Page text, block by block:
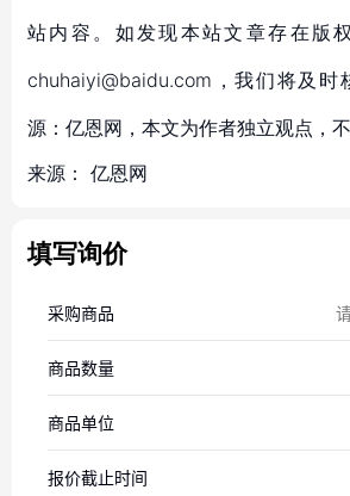
站内容。如发现本站文章存在版
chuhaiyi@baidu.com，我们将及时
源：亿恩网，本文为作者独立观点，
来源： 亿恩网
填写询价